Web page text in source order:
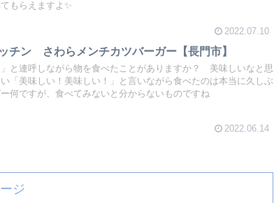
もらえますよ✨
2022.07.10
チン さわらメンチカツバーガー【長門市】
と連呼しながら物を食べたことがありますか？ 美味しいなと思
「美味しい！美味しい！」と言いながら食べたのは本当に久しぶ
何ですが、食べてみないと分からないものですね
2022.06.14
ジ